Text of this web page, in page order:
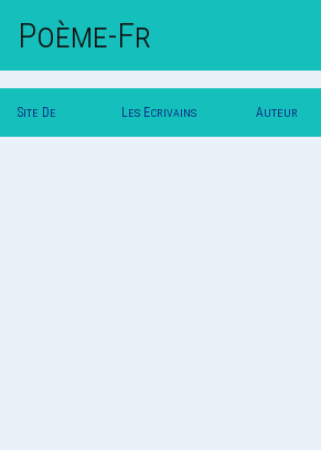
Poème-Fr
Site De Les Ecrivains Auteur